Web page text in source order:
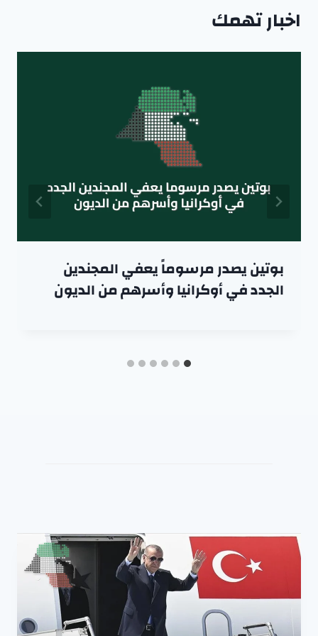
اخبار تهمك
بوتين يصدر مرسوماً يعفي المجندين
الجدد في أوكرانيا وأسرهم من الديون